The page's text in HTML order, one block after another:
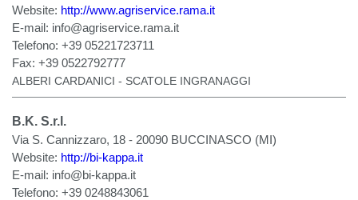
Website: http://www.agriservice.rama.it
E-mail: info@agriservice.rama.it
Telefono: +39 05221723711
Fax: +39 0522792777
ALBERI CARDANICI - SCATOLE INGRANAGGI
B.K. S.r.l.
Via S. Cannizzaro, 18 - 20090 BUCCINASCO (MI)
Website: http://bi-kappa.it
E-mail: info@bi-kappa.it
Telefono: +39 0248843061